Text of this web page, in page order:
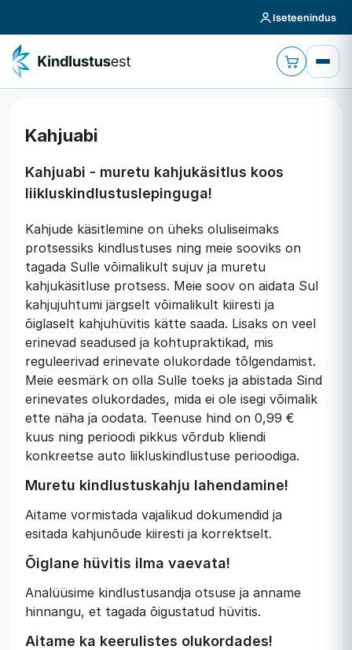
Iseteenindus
Kahjuabi
Kahjuabi - muretu kahjukäsitlus koos
liikluskindlustuslepinguga!
Kahjude käsitlemine on üheks oluliseimaks
protsessiks kindlustuses ning meie sooviks on
tagada Sulle võimalikult sujuv ja muretu
kahjukäsitluse protsess. Meie soov on aidata Sul
kahjujuhtumi järgselt võimalikult kiiresti ja
õiglaselt kahjuhüvitis kätte saada. Lisaks on veel
erinevad seadused ja kohtupraktikad, mis
reguleerivad erinevate olukordade tõlgendamist.
Meie eesmärk on olla Sulle toeks ja abistada Sind
erinevates olukordades, mida ei ole isegi võimalik
ette näha ja oodata. Teenuse hind on 0,99 €
kuus ning perioodi pikkus võrdub kliendi
konkreetse auto liikluskindlustuse perioodiga.
Muretu kindlustuskahju lahendamine!
Aitame vormistada vajalikud dokumendid ja
esitada kahjunõude kiiresti ja korrektselt.
Õiglane hüvitis ilma vaevata!
Analüüsime kindlustusandja otsuse ja anname
hinnangu, et tagada õigustatud hüvitis.
Aitame ka keerulistes olukordades!